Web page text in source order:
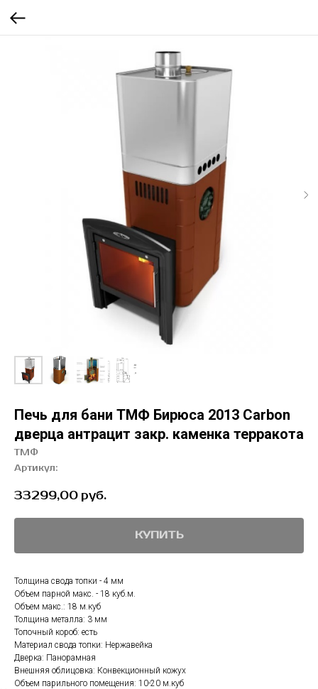
Печь для бани ТМФ Бирюса 2013 Carbon
дверца антрацит закр. каменка терракота
ТМФ
Артикул:
33299,00 руб.
КУПИТЬ
Толщина свода топки - 4 мм
Объем парной макс. - 18 куб.м.
Объем макс.: 18 м.куб
Толщина металла: 3 мм
Топочный короб: есть
Материал свода топки: Нержавейка
Дверка: Панорамная
Внешняя облицовка: Конвекционный кожух
Объем парильного помещения: 10-20 м.куб